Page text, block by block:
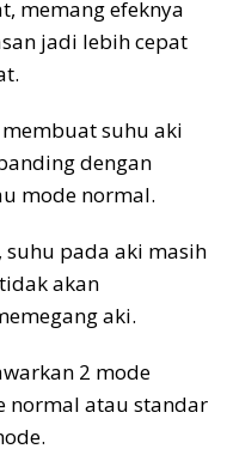
memang efeknya
jadi lebih cepat
suhu aki
dengan
mode normal.
suhu pada aki masih
akan
aki.
2 mode
normal atau standar